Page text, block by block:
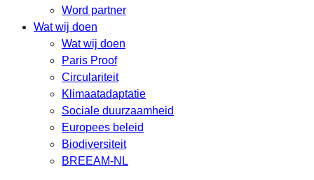
Word partner
Wat wij doen
Wat wij doen
Paris Proof
Circulariteit
Klimaatadaptatie
Sociale duurzaamheid
Europees beleid
Biodiversiteit
BREEAM-NL